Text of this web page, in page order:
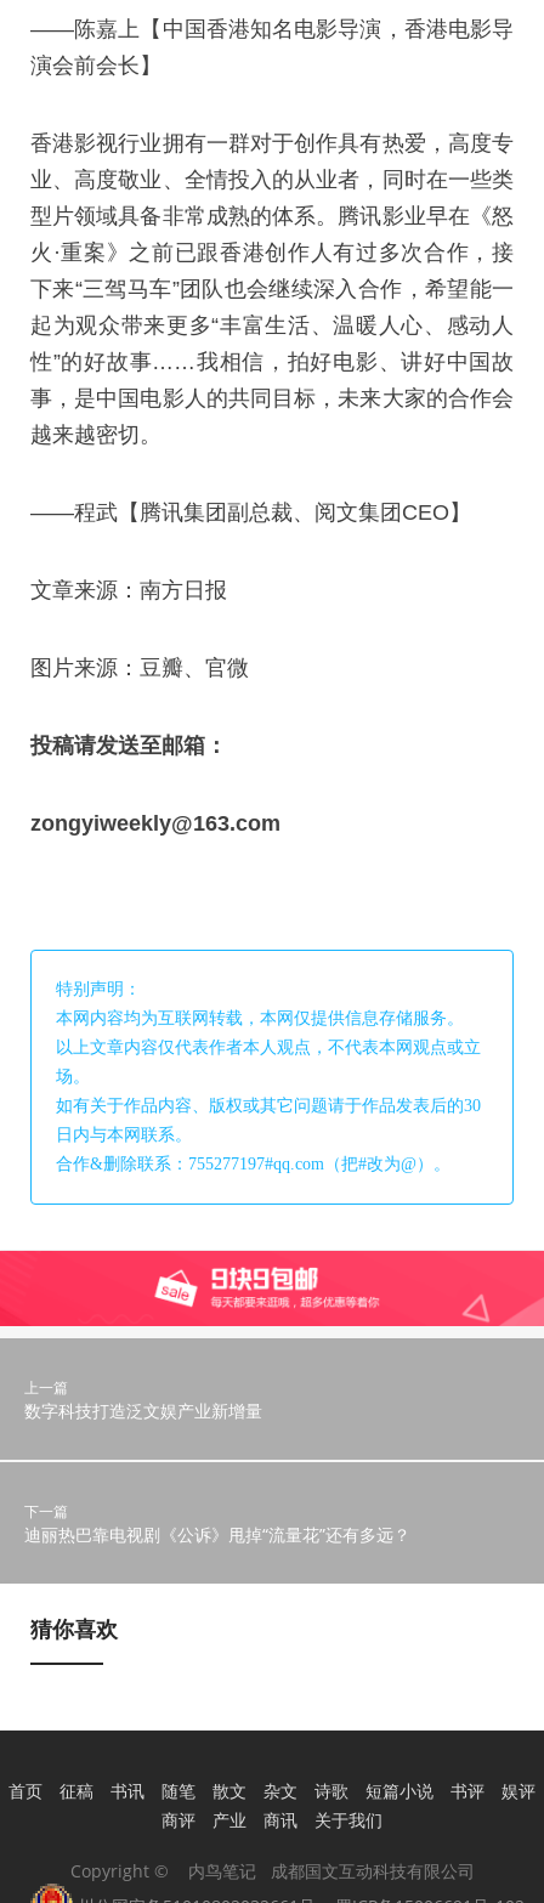
——陈嘉上【中国香港知名电影导演，香港电影导
演会前会长】
香港影视行业拥有一群对于创作具有热爱，高度专
业、高度敬业、全情投入的从业者，同时在一些类
型片领域具备非常成熟的体系。腾讯影业早在《怒
火·重案》之前已跟香港创作人有过多次合作，接
下来“三驾马车”团队也会继续深入合作，希望能一
起为观众带来更多“丰富生活、温暖人心、感动人
性”的好故事……我相信，拍好电影、讲好中国故
事，是中国电影人的共同目标，未来大家的合作会
越来越密切。
——程武【腾讯集团副总裁、阅文集团CEO】
文章来源：南方日报
图片来源：豆瓣、官微
投稿请发送至邮箱：
zongyiweekly@163.com
特别声明：
本网内容均为互联网转载，本网仅提供信息存储服务。
以上文章内容仅代表作者本人观点，不代表本网观点或立
场。
如有关于作品内容、版权或其它问题请于作品发表后的30
日内与本网联系。
合作&删除联系：755277197#qq.com（把#改为@）。
上一篇
数字科技打造泛文娱产业新增量
下一篇
迪丽热巴靠电视剧《公诉》甩掉“流量花”还有多远？
猜你喜欢
首页 征稿 书讯 随笔 散文 杂文 诗歌 短篇小说 书评
娱评
商评
产业 商讯 关于我们
Copyright © 内鸟笔记 成都国文互动科技有限公司